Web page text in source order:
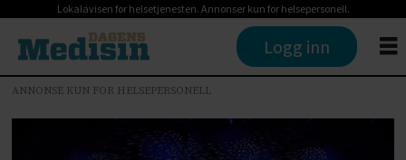
Lokalavisen for helsetjenesten. Annonser kun for helsepersonell.
Logg inn
ANNONSE KUN FOR HELSEPERSONELL